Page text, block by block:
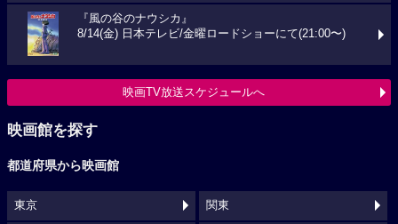
『風の谷のナウシカ』
8/14(金) 日本テレビ/金曜ロードショーにて(21:00〜)
映画TV放送スケジュールへ
映画館を探す
都道府県から映画館
東京 関東